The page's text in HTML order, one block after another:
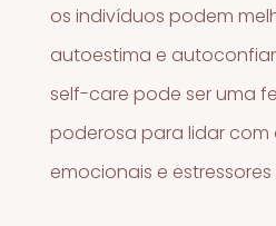
os indivíduos podem
autoestima e
self-care pode ser uma
poderosa para lidar com
emocionais e